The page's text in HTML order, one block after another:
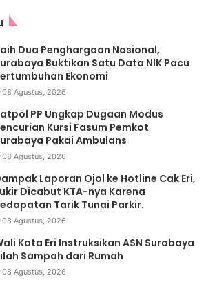
Dua Penghargaan Nasional,
Buktikan Satu Data NIK Pacu
Ekonomi
08 Agustus, 2026
PP Ungkap Dugaan Modus
Kursi Fasum Pemkot
Pakai Ambulans
08 Agustus, 2026
Laporan Ojol ke Hotline Cak Eri,
Dicabut KTA-nya Karena
Tarik Tunai Parkir.
08 Agustus, 2026
Kota Eri Instruksikan ASN Surabaya
Sampah dari Rumah
08 Agustus, 2026